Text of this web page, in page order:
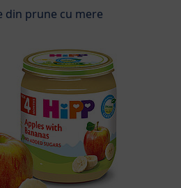
din prune cu mere